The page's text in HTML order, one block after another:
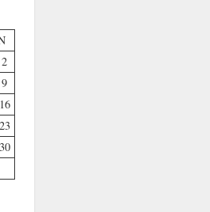
2
9
16
23
30